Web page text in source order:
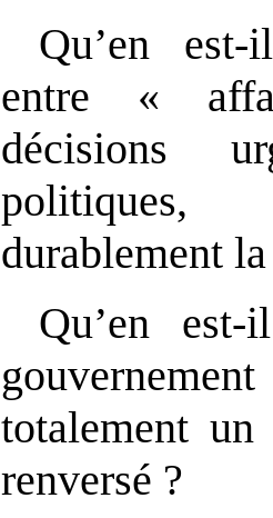
Qu’en
entre «
décisions
durablement
Qu’en
totalement
renversé ?